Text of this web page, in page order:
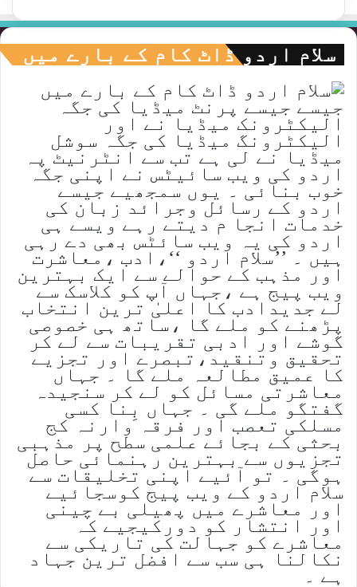
سلام اردو ڈاٹ کام کے بارے میں
جیسے جیسے پرنٹ میڈیا کی جگہ
الیکٹرونک میڈیا نے اور
الیکٹرونگ میڈیا کی جگہ سوشل
میڈیا نے لی ہے تب سے انٹرنیٹ پہ
اردو کی ویب سائیٹس نے اپنی جگہ
خوب بنائی ۔ یوں سمجھیے جیسے
اردو کے رسائل وجرائد زبان کی
خدمات انجا م دیتے رہے ویسے ہی
اردو کی یہ ویب سائٹس بھی دے رہی
ہیں ۔ ’’سلام اردو ‘‘،ادب ،معاشرت
اور مذہب کے حوالے سے ایک بہترین
ویب پیج ہے ،جہاں آپ کو کلاسک سے
لے جدیدادب کا اعلیٰ ترین انتخاب
پڑھنے کو ملے گا ،ساتھ ہی خصوصی
گوشے اور ادبی تقریبات سے لے کر
تحقیق وتنقید،تبصرے اور تجزیے
کا عمیق مطالعہ ملے گا ۔ جہاں
معاشرتی مسائل کو لے کر سنجیدہ
گفتگو ملے گی ۔ جہاں بِنا کسی
مسلکی تعصب اور فرقہ وارنہ کج
بحثی کے بجائے علمی سطح پر مذہبی
تجزیوں سے بہترین رہنمائی حاصل
ہوگی ۔ تو آئیے اپنی تخلیقات سے
سلام اردو کے ویب پیج کوسجائیے
اور معاشرے میں پھیلی بے چینی
اور انتشار کو دورکیجیے کہ
معاشرے کو جہالت کی تاریکی سے
نکالنا ہی سب سے افضل ترین جہاد
ہے ۔